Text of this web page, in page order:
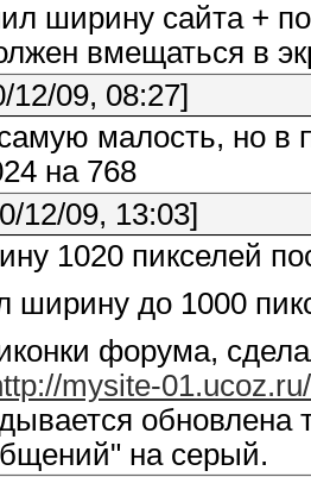
ширину сайта +
вмещаться в
12/09, 08:27]
малость, но в
на 768
12/09, 13:03]
1020 пикселей
ширину до 1000
форума,
mysite-
обновлена
на серый.